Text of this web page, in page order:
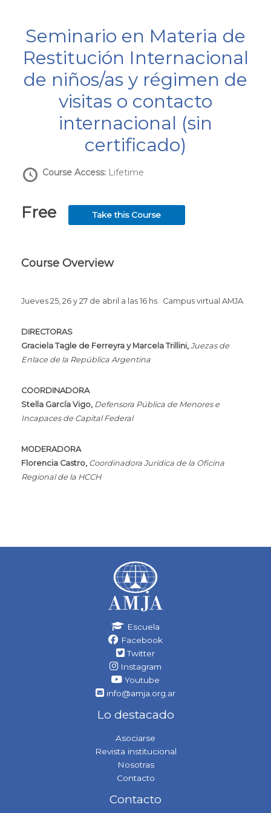
Seminario en Materia de
Restitución Internacional
de niños/as y régimen de
visitas o contacto
internacional (sin
certificado)
Course Access: Lifetime
Free Take this Course
Course Overview
Jueves 25, 26 y 27 de abril a las 16 hs. Campus virtual AMJA
DIRECTORAS
Graciela Tagle de Ferreyra y Marcela Trillini, Juezas de
Enlace de la República Argentina
COORDINADORA
Stella García Vigo, Defensora Pública de Menores e
Incapaces de Capital Federal
MODERADORA
Florencia Castro, Coordinadora Jurídica de la Oficina
Regional de la HCCH
Escuela
Facebook
Twitter
Instagram
Youtube
info@amja.org.ar
Lo destacado
Asociarse
Revista institucional
Nosotras
Contacto
Contacto